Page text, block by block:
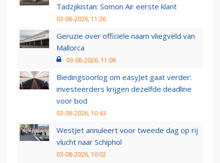
Tadzjikistan: Somon Air eerste klant
03-08-2026, 11:26
Geruzie over officiële naam vliegveld van
Mallorca
03-08-2026, 11:06
Biedingsoorlog om easyJet gaat verder:
investeerders krijgen dezelfde deadline
voor bod
03-08-2026, 10:43
WestJet annuleert voor tweede dag op rij
vlucht naar Schiphol
03-08-2026, 10:02